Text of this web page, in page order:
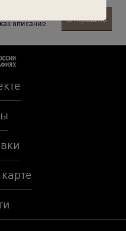
как описание
Отправить